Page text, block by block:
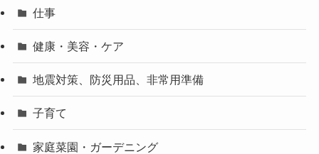
仕事
健康・美容・ケア
地震対策、防災用品、非常用準備
子育て
家庭菜園・ガーデニング